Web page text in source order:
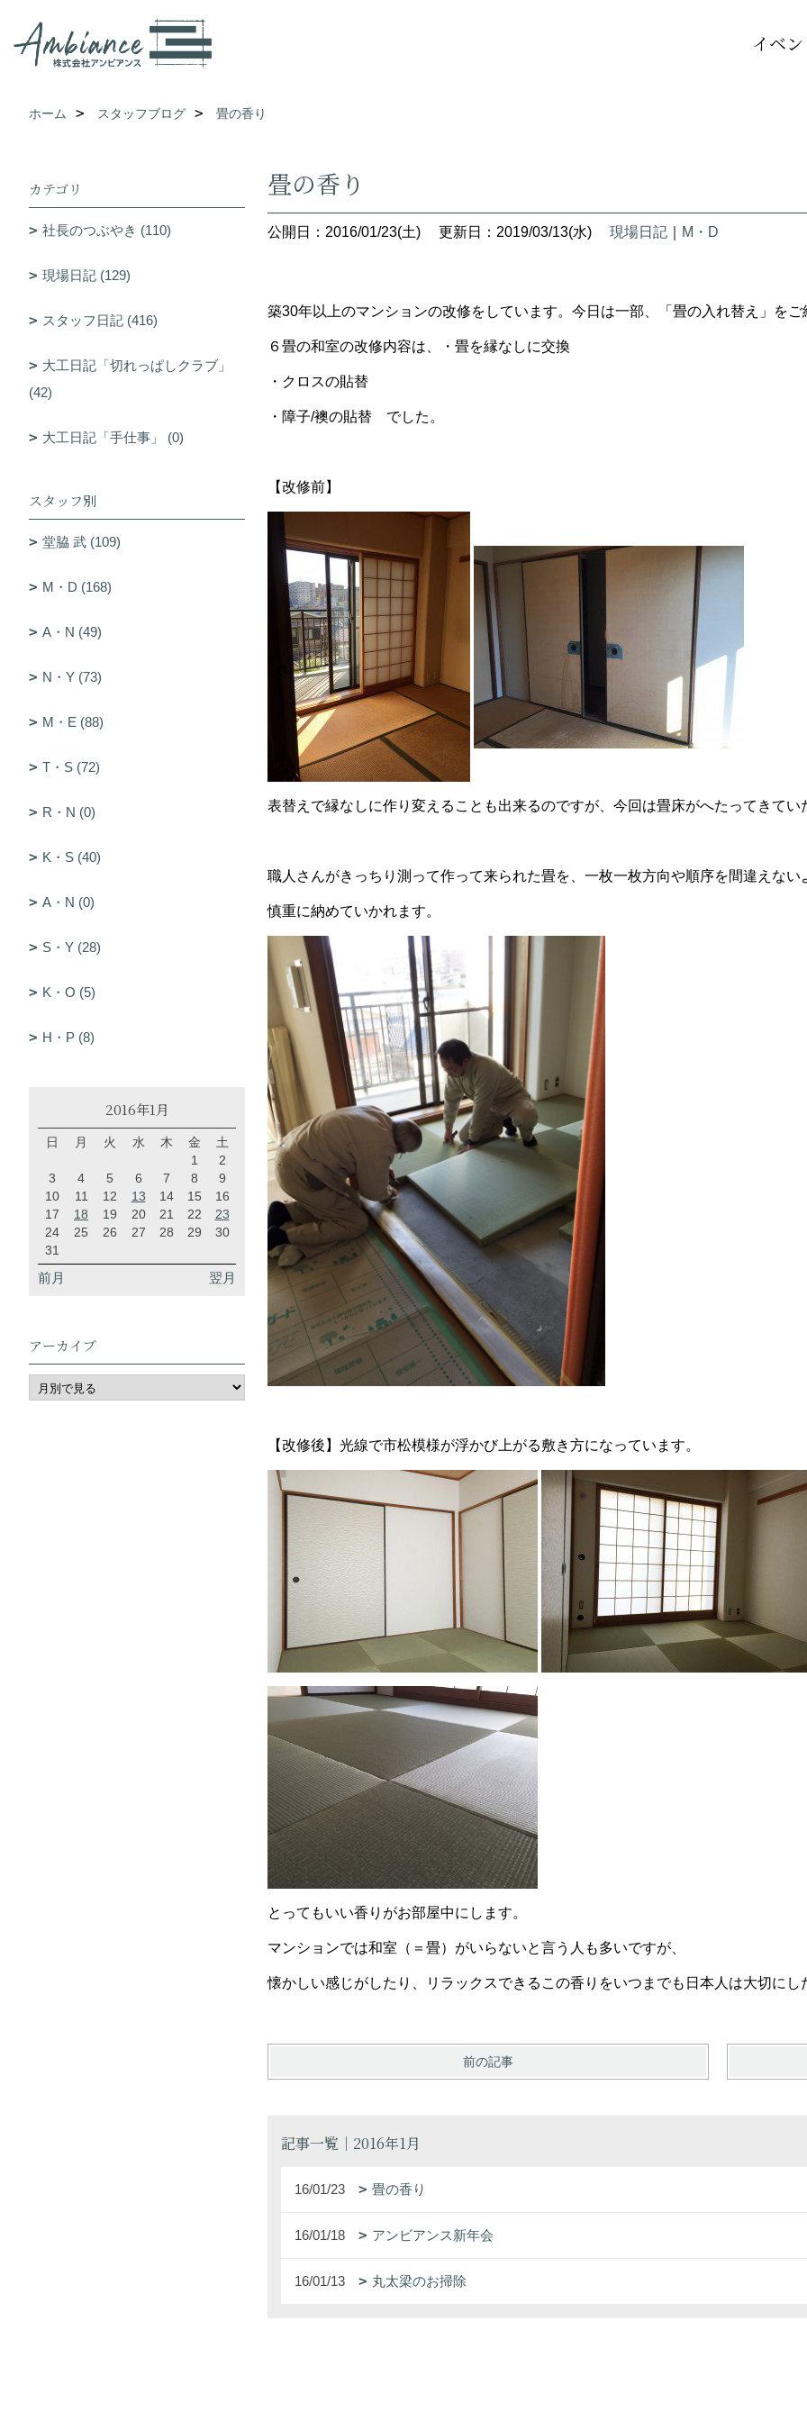
イベ
ホーム スタッフブログ 畳の香り
畳の香り
公開日：2016/01/23(土) 更新日：2019/03/13(水) 現場日記 M・D
築30年以上のマンションの改修をしています。今日は一部、「畳の入れ替え」をご
６畳の和室の改修内容は、・畳を縁なしに交換
・クロスの貼替
・障子/襖の貼替 でした。
【改修前】
表替えで縁なしに作り変えることも出来るのですが、今回は畳床がへたってきて
職人さんがきっちり測って作って来られた畳を、一枚一枚方向や順序を間違えない
慎重に納めていかれます。
【改修後】光線で市松模様が浮かび上がる敷き方になっています。
とってもいい香りがお部屋中にします。
マンションでは和室（＝畳）がいらないと言う人も多いですが、
懐かしい感じがしたり、リラックスできるこの香りをいつまでも日本人は大切にし
前の記事
記事一覧｜2016年1月
16/01/23 畳の香り
16/01/18 アンビアンス新年会
16/01/13 丸太梁のお掃除
カテゴリ
社長のつぶやき (110)
現場日記 (129)
スタッフ日記 (416)
大工日記「切れっぱしクラブ」
(42)
大工日記「手仕事」 (0)
スタッフ別
堂脇 武 (109)
M・D (168)
A・N (49)
N・Y (73)
M・E (88)
T・S (72)
R・N (0)
K・S (40)
A・N (0)
S・Y (28)
K・O (5)
H・P (8)
2016年1月
日 月 火 水 木 金
土
1
2
3
4 5 6 7 8
9
10
11 12 13 14 15
16
17
18 19 20 21 22
23
24
25 26 27 28 29
30
31
前月 翌月
アーカイブ